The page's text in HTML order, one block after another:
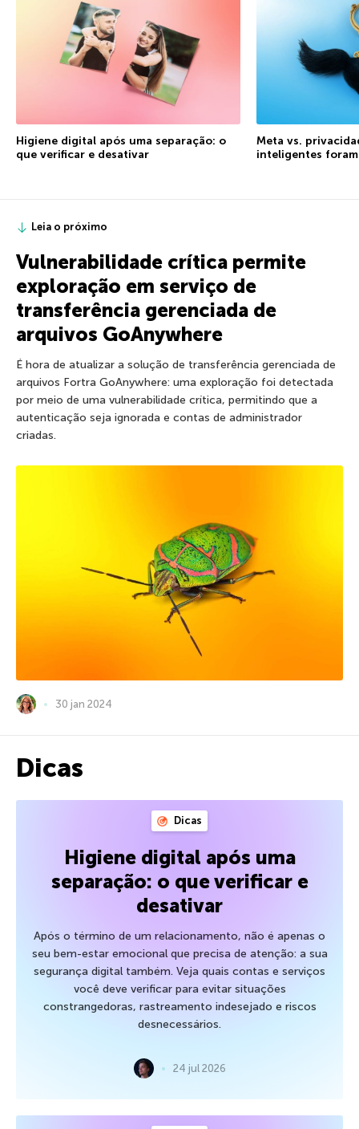
Higiene digital após uma separação: o
que verificar e desativar
Meta vs.
inteligentes
Leia o próximo
Vulnerabilidade crítica permite
exploração em serviço de
transferência gerenciada de
arquivos GoAnywhere
É hora de atualizar a solução de transferência gerenciada de
arquivos Fortra GoAnywhere: uma exploração foi detectada
por meio de uma vulnerabilidade crítica, permitindo que a
autenticação seja ignorada e contas de administrador
criadas.
30 jan 2024
Dicas
Dicas
Higiene digital após uma
separação: o que verificar e
desativar
Após o término de um relacionamento, não é apenas o
seu bem-estar emocional que precisa de atenção: a sua
segurança digital também. Veja quais contas e serviços
você deve verificar para evitar situações
constrangedoras, rastreamento indesejado e riscos
desnecessários.
24 jul 2026